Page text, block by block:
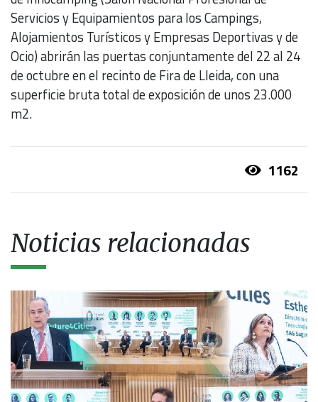
Servicios y Equipamientos para los Campings,
Alojamientos Turísticos y Empresas Deportivas y de
Ocio) abrirán las puertas conjuntamente del 22 al 24
de octubre en el recinto de Fira de Lleida, con una
superficie bruta total de exposición de unos 23.000
m2.
1162
Noticias relacionadas